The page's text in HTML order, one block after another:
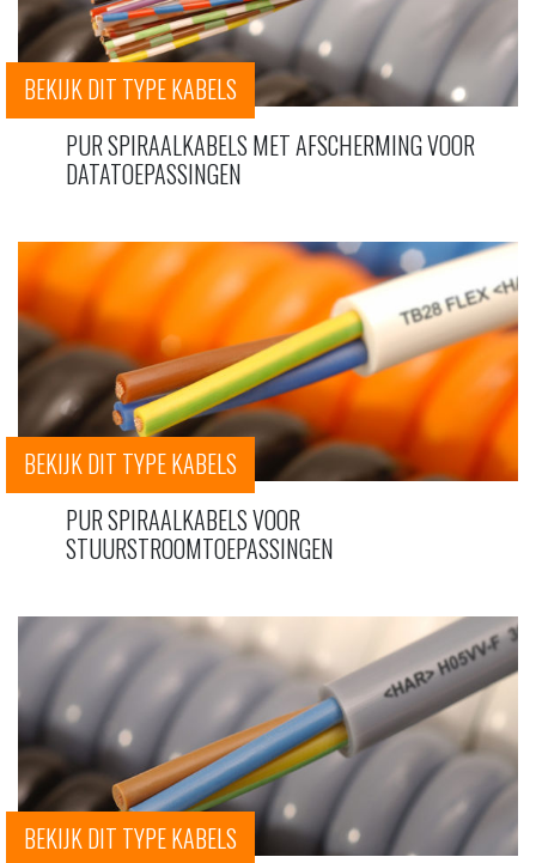
BEKIJK DIT TYPE KABELS
PUR SPIRAALKABELS MET AFSCHERMING VOOR
DATATOEPASSINGEN
BEKIJK DIT TYPE KABELS
PUR SPIRAALKABELS VOOR
STUURSTROOMTOEPASSINGEN
BEKIJK DIT TYPE KABELS